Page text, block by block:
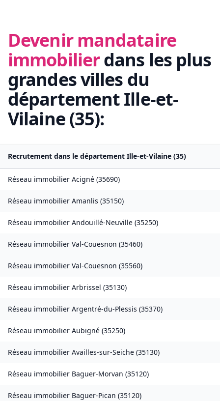
Devenir mandataire
immobilierdans les plus
grandes villes du
départementIlle-et-
Vilaine(35):
Recrutement dans le département Ille-et-Vilaine (35)
Réseau immobilier Acigné (35690)
Réseau immobilier Amanlis (35150)
Réseau immobilier Andouillé-Neuville (35250)
Réseau immobilier Val-Couesnon (35460)
Réseau immobilier Val-Couesnon (35560)
Réseau immobilier Arbrissel (35130)
Réseau immobilier Argentré-du-Plessis (35370)
Réseau immobilier Aubigné (35250)
Réseau immobilier Availles-sur-Seiche (35130)
Réseau immobilier Baguer-Morvan (35120)
Réseau immobilier Baguer-Pican (35120)